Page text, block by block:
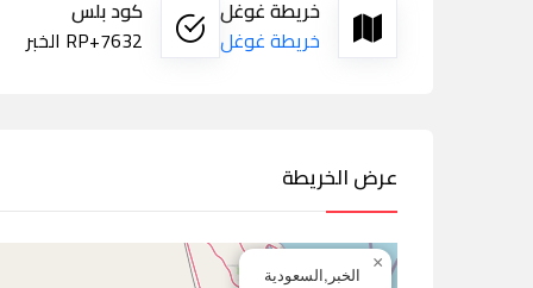
خريطة غوغل
خريطة غوغل
كود بلس
7632+RP الخبر
عرض الخريطة
الخبر,السعودية
×